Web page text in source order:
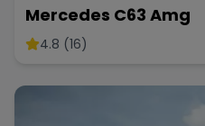
Mercedes C63 Amg
4.8 (16)